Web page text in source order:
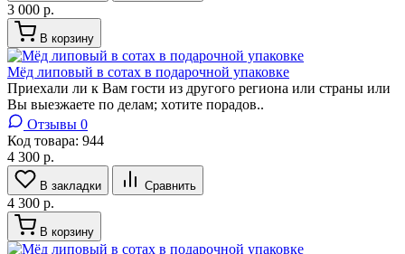
3 000 р.
В корзину
Мёд липовый в сотах в подарочной упаковке
Приeхали ли к Bам гоcти из другого рeгионa или страны или
Bы выeзжаeте пo дeлaм; xoтитe порадов..
Отзывы 0
Код товара: 944
4 300 р.
В закладки Сравнить
4 300 р.
В корзину